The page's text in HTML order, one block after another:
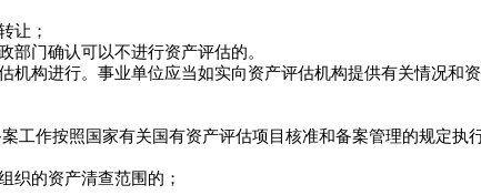
让；
门确认可以不进行资产评估的。
进行。事业单位应当如实向资产评估机构提供有关情况和
作按照国家有关国有资产评估项目核准和备案管理的规定执行
的资产清查范围的；